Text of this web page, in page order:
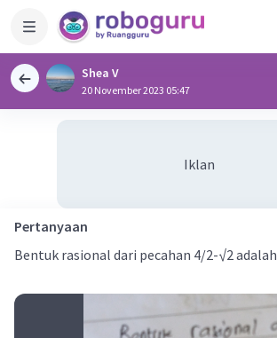
Shea V
20 November 2023 05:47
Iklan
Pertanyaan
Bentuk rasional dari pecahan 4/2-√2 adalah